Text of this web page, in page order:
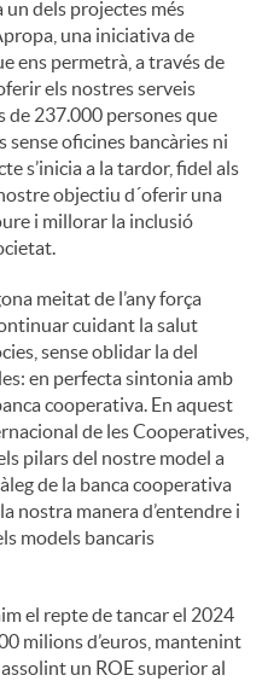
un dels projectes més
una iniciativa de
ens permetrà, a través de
els nostres serveis
de 237.000 persones que
oficines bancàries ni
s’inicia a la tardor, fidel als
objectiu d´oferir una
i millorar la inclusió
meitat de l’any força
cuidant la salut
sense oblidar la del
en perfecta sintonia amb
cooperativa. En aquest
de les Cooperatives,
pilars del nostre model a
de la banca cooperativa
nostra manera d’entendre i
models bancaris
el repte de tancar el 2024
milions d’euros, mantenint
un ROE superior al